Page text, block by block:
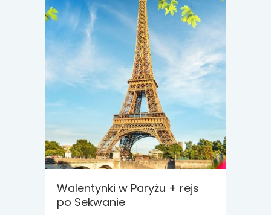
Walentynki w Paryżu + rejs
po Sekwanie